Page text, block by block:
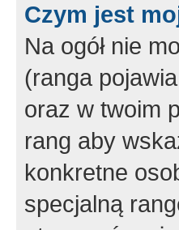
Czym jest
Na ogół nie
(ranga
oraz w twoim
rang aby
konkretne
specjalną